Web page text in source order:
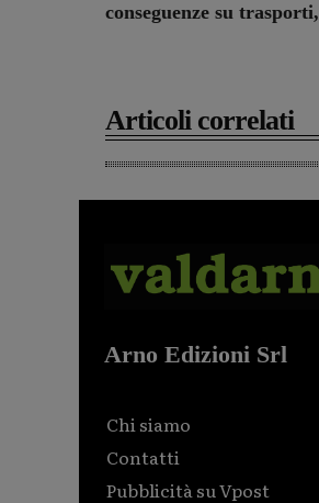
conseguenze su
Articoli correlati
Arno Edizioni Srl
Chi siamo
Contatti
Pubblicità su Vpost